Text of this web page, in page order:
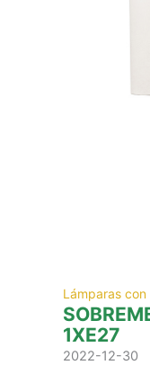
Lámparas con
1XE27
2022-12-30